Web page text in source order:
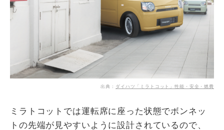
出典： ダイハツ「ミラトコット」性能・安全・燃費
ミラトコットでは運転席に座った状態でボンネッ
トの先端が見やすいように設計されているので、